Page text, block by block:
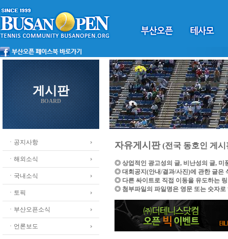
게시판
BOARD
ㆍ공지사항
ㆍ해외소식
ㆍ국내소식
ㆍ토픽
ㆍ부산오픈소식
ㆍ언론보도
자유게시판(전국 동호인 게시
◎ 상업적인 광고성의 글, 비난성의 글, 미
◎ 대회공지(안내/결과/사진)에 관한 글은
◎ 다른 싸이트로 직접 이동을 유도하는
◎ 첨부파일의 파일명은 영문 또는 숫자로